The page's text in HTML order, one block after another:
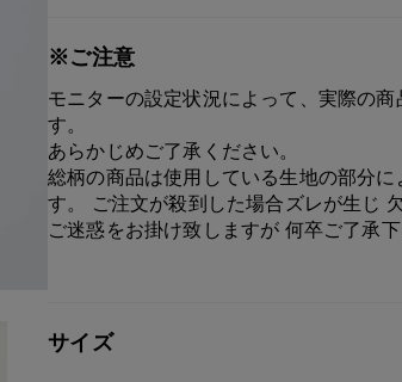
※ご注意
モニターの設定状況によって、実際の
す。
あらかじめご了承ください。
総柄の商品は使用している生地の部分
す。 ご注文が殺到した場合ズレが生じ
ご迷惑をお掛け致しますが 何卒ご了承
サイズ